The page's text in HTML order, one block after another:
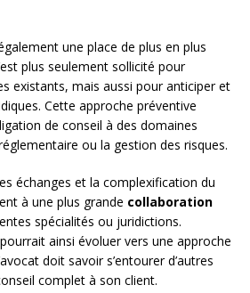
une place de plus en plus
plus seulement sollicité pour
existants, mais aussi pour anticiper et
Cette approche préventive
de conseil à des domaines
ou la gestion des risques.
échanges et la complexification du
à une plus grande collaboration
spécialités ou juridictions.
ainsi évoluer vers une approche
doit savoir s’entourer d’autres
complet à son client.